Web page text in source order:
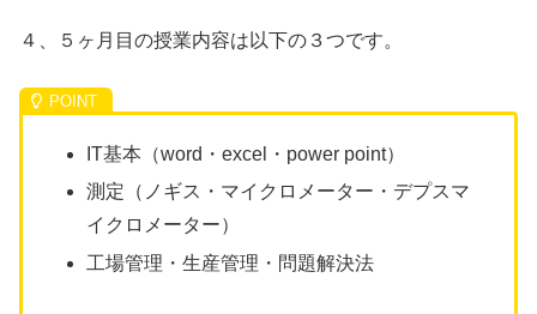
４、５ヶ月目の授業内容は以下の３つです。
IT基本（word・excel・power point）
測定（ノギス・マイクロメーター・デプスマ
イクロメーター）
工場管理・生産管理・問題解決法